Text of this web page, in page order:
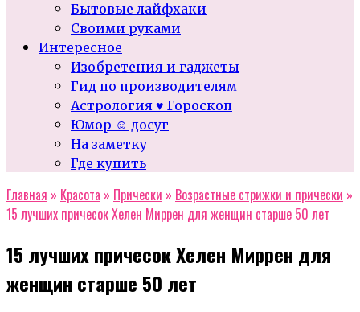
Бытовые лайфхаки
Своими руками
Интересное
Изобретения и гаджеты
Гид по производителям
Астрология ♥ Гороскоп
Юмор ☺ досуг
На заметку
Где купить
Главная » Красота » Прически » Возрастные стрижки и прически »
15 лучших причесок Хелен Миррен для женщин старше 50 лет
15 лучших причесок Хелен Миррен для
женщин старше 50 лет